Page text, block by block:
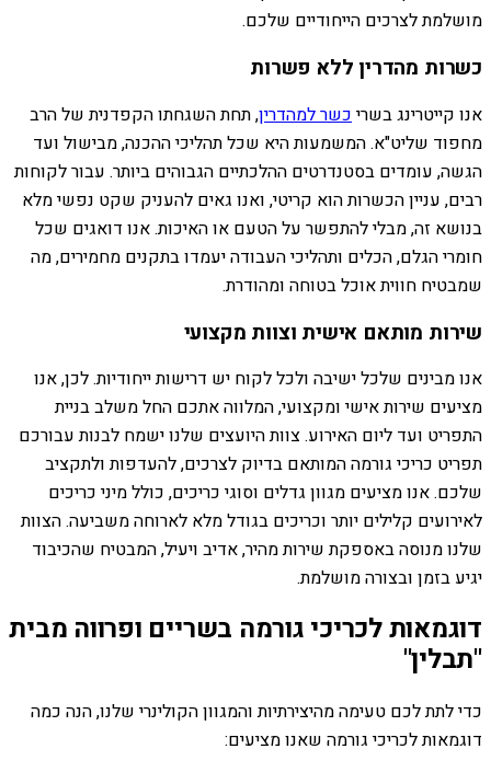
מושלמת לצרכים הייחודיים שלכם.
כשרות מהדרין ללא פשרות
אנו קייטרינג בשריכשר למהדרין, תחת השגחתו הקפדנית של הרב
מחפוד שליט"א. המשמעות היא שכל תהליכי ההכנה, מבישול ועד
הגשה, עומדים בסטנדרטים ההלכתיים הגבוהים ביותר. עבור לקוחות
רבים, עניין הכשרות הוא קריטי, ואנו גאים להעניק שקט נפשי מלא
בנושא זה, מבלי להתפשר על הטעם או האיכות. אנו דואגים שכל
חומרי הגלם, הכלים ותהליכי העבודה יעמדו בתקנים מחמירים, מה
שמבטיח חווית אוכל בטוחה ומהודרת.
שירות מותאם אישית וצוות מקצועי
אנו מבינים שלכל ישיבה ולכל לקוח יש דרישות ייחודיות. לכן, אנו
מציעים שירות אישי ומקצועי, המלווה אתכם החל משלב בניית
התפריט ועד ליום האירוע. צוות היועצים שלנו ישמח לבנות עבורכם
תפריט כריכי גורמה המותאם בדיוק לצרכים, להעדפות ולתקציב
שלכם. אנו מציעים מגוון גדלים וסוגי כריכים, כולל מיני כריכים
לאירועים קלילים יותר וכריכים בגודל מלא לארוחה משביעה. הצוות
שלנו מנוסה באספקת שירות מהיר, אדיב ויעיל, המבטיח שהכיבוד
יגיע בזמן ובצורה מושלמת.
דוגמאות לכריכי גורמה בשריים ופרווה מבית
"תבלין"
כדי לתת לכם טעימה מהיצירתיות והמגוון הקולינרי שלנו, הנה כמה
דוגמאות לכריכי גורמה שאנו מציעים: